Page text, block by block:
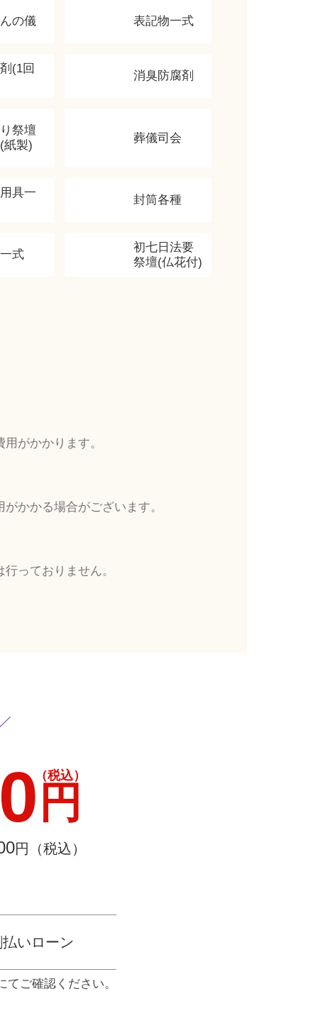
の儀 表記物一式
(1回
消臭防腐剤
祭壇
紙製)
葬儀司会
具一
封筒各種
式
初七日法要
祭壇(仏花付)
がかかります。
かかる場合がございます。
っておりません。
円
（税込）
円（税込）
いローン
ご確認ください。